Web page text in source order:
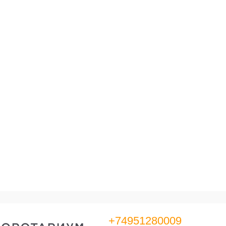
+74951280009